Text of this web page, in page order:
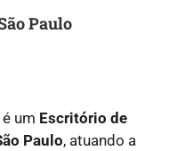
Paulo
um Escritório de
Paulo, atuando a